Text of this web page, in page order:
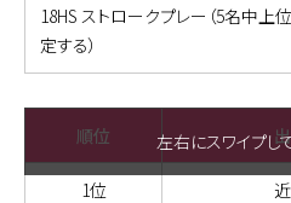
18HS ストロークプレー（5名中上
定する）
左右にスワイプし
順位
1位